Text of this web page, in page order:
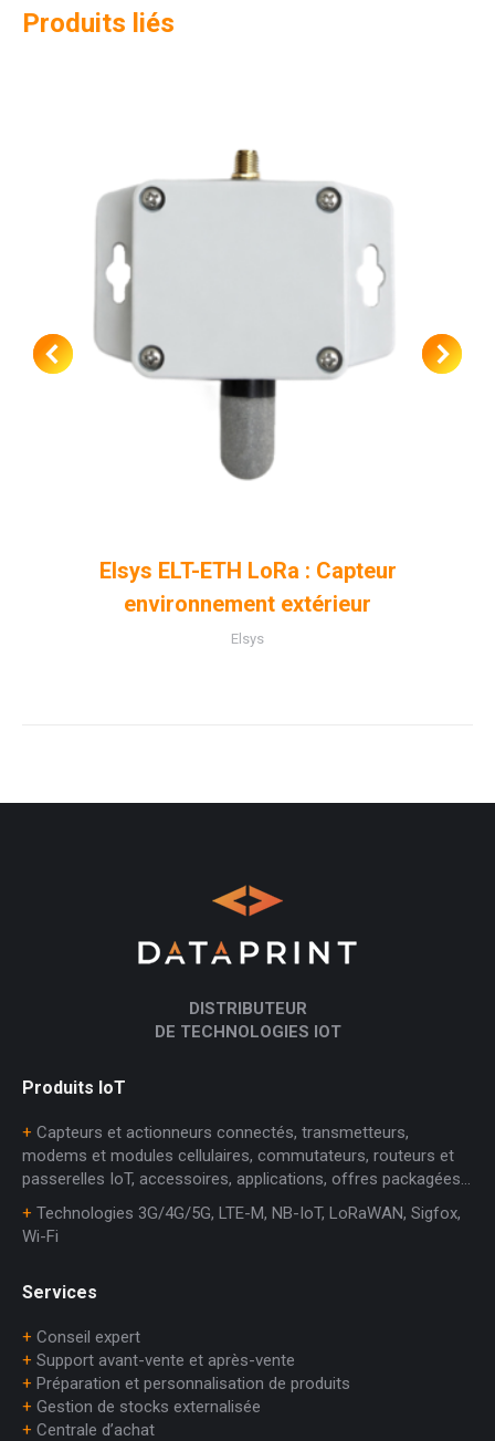
Produits liés
Elsys ELT-ETH LoRa : Capteur
environnement extérieur
Elsys
DISTRIBUTEUR
DE TECHNOLOGIES IOT
Produits IoT
+ Capteurs et actionneurs connectés, transmetteurs,
modems et modules cellulaires, commutateurs, routeurs et
passerelles IoT, accessoires, applications, offres packagées…
+ Technologies 3G/4G/5G, LTE-M, NB-IoT, LoRaWAN, Sigfox,
Wi-Fi
Services
+ Conseil expert
+ Support avant-vente et après-vente
+ Préparation et personnalisation de produits
+ Gestion de stocks externalisée
+ Centrale d’achat